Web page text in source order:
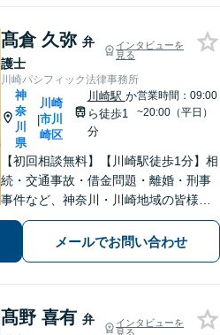
髙倉 久弥 弁
護士
インタビューを
見る
川崎パシフィック法律事務所
神
奈
川
県
|
川崎
市川
崎区
川崎駅 か
ら徒歩1
分
営業時間：09:00
~20:00（平日）
【初回相談無料】【川崎駅徒歩1分】相
続・交通事故・借金問題・離婚・刑事
事件など、神奈川・川崎地域の皆様の
法律問題を解決すべく、親身になって
取り組みます。クチコミ・リピーター
の方も多数。お気軽にお問い合わせ下
メールでお問い合わせ
髙野 喜有 弁
インタビューを
見る